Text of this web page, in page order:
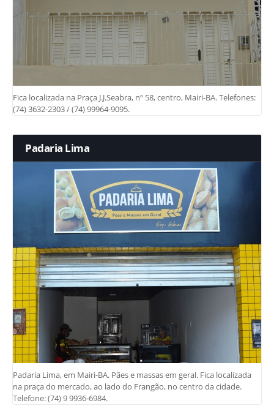
Fica localizada na Praça J.J.Seabra, nº 58, centro, Mairi-BA. Telefones:
(74) 3632-2303 / (74) 99964-9095.
Padaria Lima
Padaria Lima, em Mairi-BA. Pães e massas em geral. Fica localizada
na praça do mercado, ao lado do Frangão, no centro da cidade.
Telefone: (74) 9 9936-6984.